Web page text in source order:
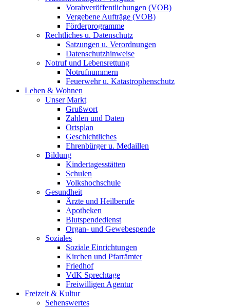
Vorabveröffentlichungen (VOB)
Vergebene Aufträge (VOB)
Förderprogramme
Rechtliches u. Datenschutz
Satzungen u. Verordnungen
Datenschutzhinweise
Notruf und Lebensrettung
Notrufnummern
Feuerwehr u. Katastrophenschutz
Leben & Wohnen
Unser Markt
Grußwort
Zahlen und Daten
Ortsplan
Geschichtliches
Ehrenbürger u. Medaillen
Bildung
Kindertagesstätten
Schulen
Volkshochschule
Gesundheit
Ärzte und Heilberufe
Apotheken
Blutspendedienst
Organ- und Gewebespende
Soziales
Soziale Einrichtungen
Kirchen und Pfarrämter
Friedhof
VdK Sprechtage
Freiwilligen Agentur
Freizeit & Kultur
Sehenswertes